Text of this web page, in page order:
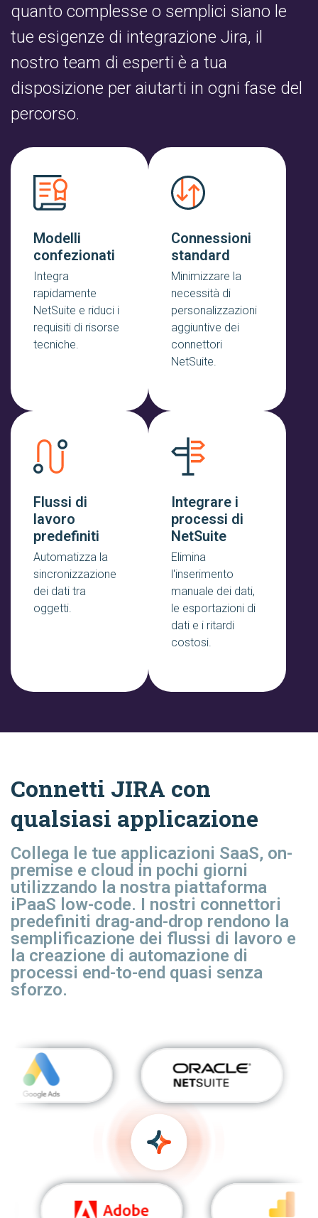
quanto complesse o semplici siano le
tue esigenze di integrazione Jira, il
nostro team di esperti è a tua
disposizione per aiutarti in ogni fase del
percorso.
Modelli
confezionati
Integra
rapidamente
NetSuite e riduci i
requisiti di risorse
tecniche.
Connessioni
standard
Minimizzare la
necessità di
personalizzazioni
aggiuntive dei
connettori
NetSuite.
Flussi di
lavoro
predefiniti
Automatizza la
sincronizzazione
dei dati tra
oggetti.
Integrare i
processi di
NetSuite
Elimina
l'inserimento
manuale dei dati,
le esportazioni di
dati e i ritardi
costosi.
Connetti JIRA con
qualsiasi applicazione
Collega le tue applicazioni SaaS, on-
premise e cloud in pochi giorni
utilizzando la nostra piattaforma
iPaaS low-code. I nostri connettori
predefiniti drag-and-drop rendono la
semplificazione dei flussi di lavoro e
la creazione di automazione di
processi end-to-end quasi senza
sforzo.